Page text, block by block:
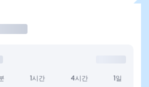
1시간 4시간 1일